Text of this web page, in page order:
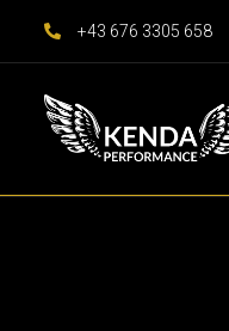
+43 676 3305 658